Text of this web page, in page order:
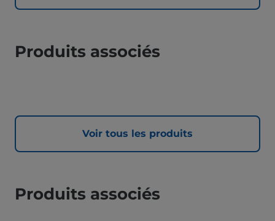
Produits associés
Voir tous les produits
Produits associés